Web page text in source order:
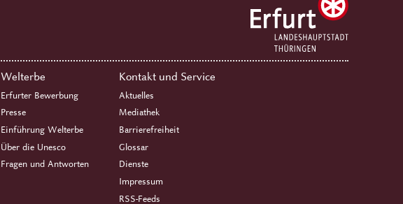
Welterbe
Erfurter Bewerbung
Presse
Einführung Welterbe
Über die Unesco
Fragen und Antworten
Kontakt und Service
Aktuelles
Mediathek
Barrierefreiheit
Glossar
Dienste
Impressum
RSS-Feeds